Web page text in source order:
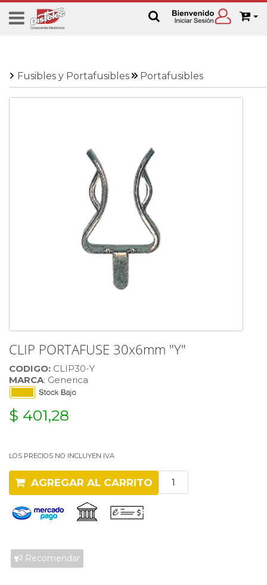
Fusibles y Portafusibles Portafusibles
CLIP PORTAFUSE 30x6mm "Y"
CODIGO: CLIP30-Y
MARCA: Generica
$ 401,28
LOS PRECIOS NO INCLUYEN IVA
AGREGAR AL CARRITO
Recomendar